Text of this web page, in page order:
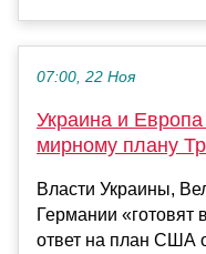
07:00, 22 Ноя
Украина и Европа
мирному плану
Власти Украины,
Германии «готовят
ответ на план США